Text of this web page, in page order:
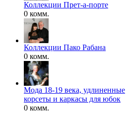
Коллекции Прет-а-порте
0 комм.
Коллекции Пако Рабана
0 комм.
Мода 18-19 века, удлиненные
корсеты и каркасы для юбок
0 комм.